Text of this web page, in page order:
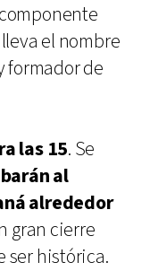
el nombre
formador de
las 15. Se
al
alrededor
gran cierre
ser histórica.